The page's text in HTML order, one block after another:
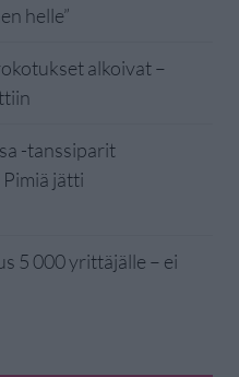
helle”
alkoivat –
-tanssiparit
jätti
5 000 yrittäjälle – ei